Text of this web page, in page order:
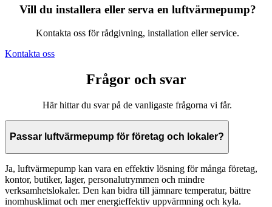
Vill du installera eller serva en luftvärmepump?
Kontakta oss för rådgivning, installation eller service.
Kontakta oss
Frågor och svar
Här hittar du svar på de vanligaste frågorna vi får.
Passar luftvärmepump för företag och lokaler?
Ja, luftvärmepump kan vara en effektiv lösning för många företag,
kontor, butiker, lager, personalutrymmen och mindre
verksamhetslokaler. Den kan bidra till jämnare temperatur, bättre
inomhusklimat och mer energieffektiv uppvärmning och kyla.